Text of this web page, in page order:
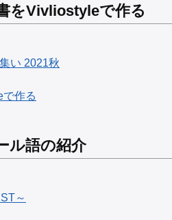
をVivliostyleで作る
い 2021秋
作る
ル語の紹介
～